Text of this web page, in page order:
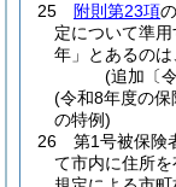
25
附則第23項
定について準用
年」とあるのは
(追加〔
(令和8年度の
の特例)
26
第1号被保険
て市内に住所